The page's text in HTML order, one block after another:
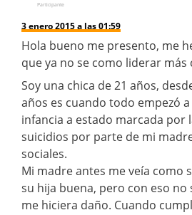
Participante
3 enero 2015 a las 01:59
Hola bueno me presento, me
que ya no se como liderar más
Soy una chica de 21 años,
años es cuando todo empezó
infancia a estado marcada por
suicidios por parte de mi
sociales.
Mi madre antes me veía como
su hija buena, pero con eso no
me hiciera daño. Cuando